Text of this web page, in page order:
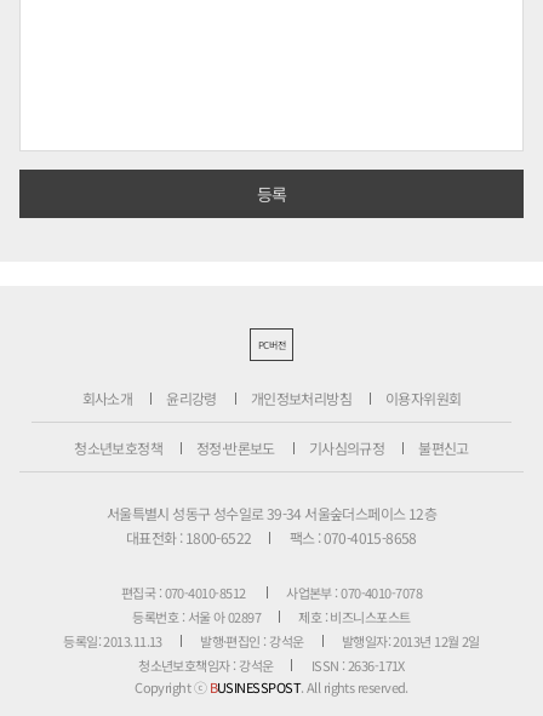
PC버전
회사소개 윤리강령 개인정보처리방침 이용자위원회
청소년보호정책 정정·반론보도 기사심의규정 불편신고
서울특별시 성동구 성수일로 39-34 서울숲더스페이스 12층
대표전화 : 1800-6522
팩스 : 070-4015-8658
편집국 : 070-4010-8512
사업본부 : 070-4010-7078
등록번호 : 서울 아 02897
제호 : 비즈니스포스트
등록일: 2013.11.13
발행·편집인 : 강석운
발행일자: 2013년 12월 2일
청소년보호책임자 : 강석운
ISSN : 2636-171X
Copyright ⓒBUSINESSPOST. All rights reserved.